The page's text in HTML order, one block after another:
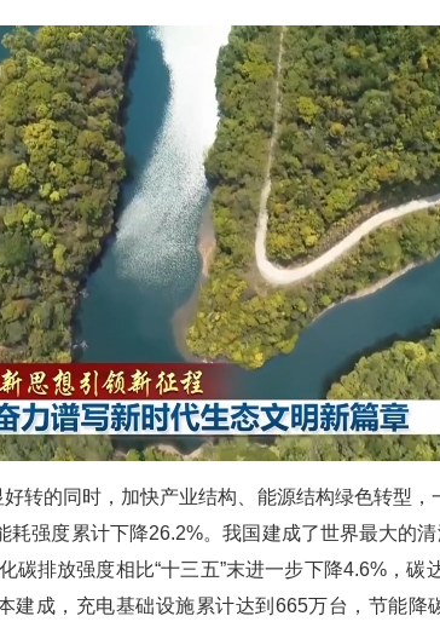
转的同时，加快产业结构、能源结构绿色转型
强度累计下降26.2%。我国建成了世界最大的
排放强度相比“十三五”末进一步下降4.6%，碳
建成，充电基础设施累计达到665万台，节能